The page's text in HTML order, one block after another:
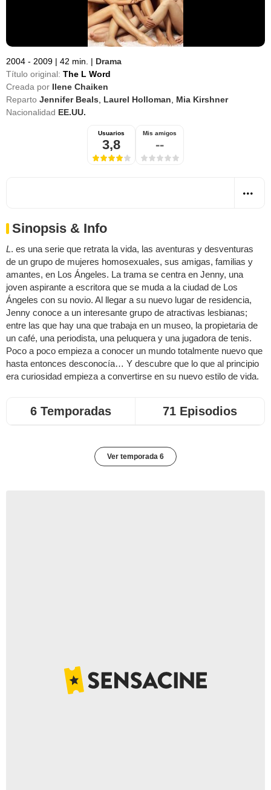
2004 - 2009 | 42 min. | Drama
Título original: The L Word
Creada por Ilene Chaiken
Reparto Jennifer Beals Laurel Holloman
Mia Kirshner
Nacionalidad EE.UU.
Usuarios
3,8
Mis amigos
--
Sinopsis & Info
L. es una serie que retrata la vida, las aventuras y desventuras
de un grupo de mujeres homosexuales, sus amigas, familias y
amantes, en Los Ángeles. La trama se centra en Jenny, una
joven aspirante a escritora que se muda a la ciudad de Los
Ángeles con su novio. Al llegar a su nuevo lugar de residencia,
Jenny conoce a un interesante grupo de atractivas lesbianas;
entre las que hay una que trabaja en un museo, la propietaria de
un café, una periodista, una peluquera y una jugadora de tenis.
Poco a poco empieza a conocer un mundo totalmente nuevo que
hasta entonces desconocía… Y descubre que lo que al principio
era curiosidad empieza a convertirse en su nuevo estilo de vida.
6 Temporadas 71 Episodios
Ver temporada 6